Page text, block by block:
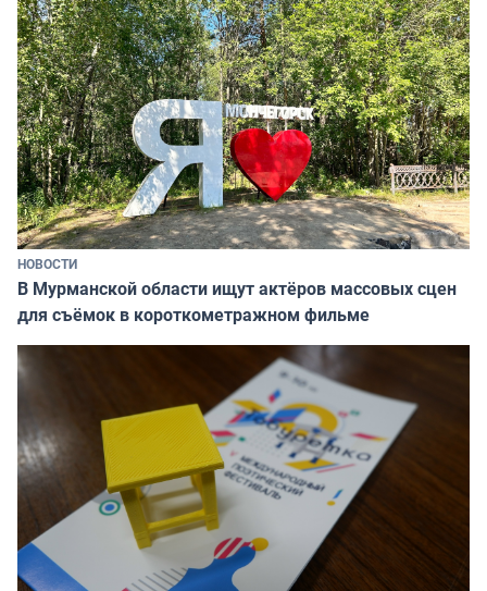
НОВОСТИ
В Мурманской области ищут актёров массовых сцен
для съёмок в короткометражном фильме